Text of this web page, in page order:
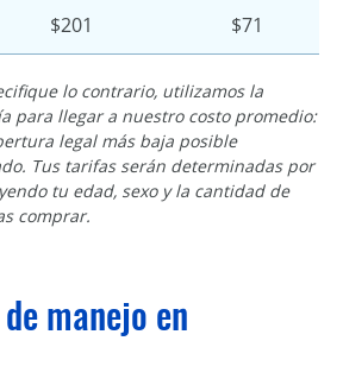
$201 $71
lo contrario, utilizamos la
para llegar a nuestro costo promedio:
legal más baja posible
Tus tarifas serán determinadas por
tu edad, sexo y la cantidad de
comprar.
manejo en